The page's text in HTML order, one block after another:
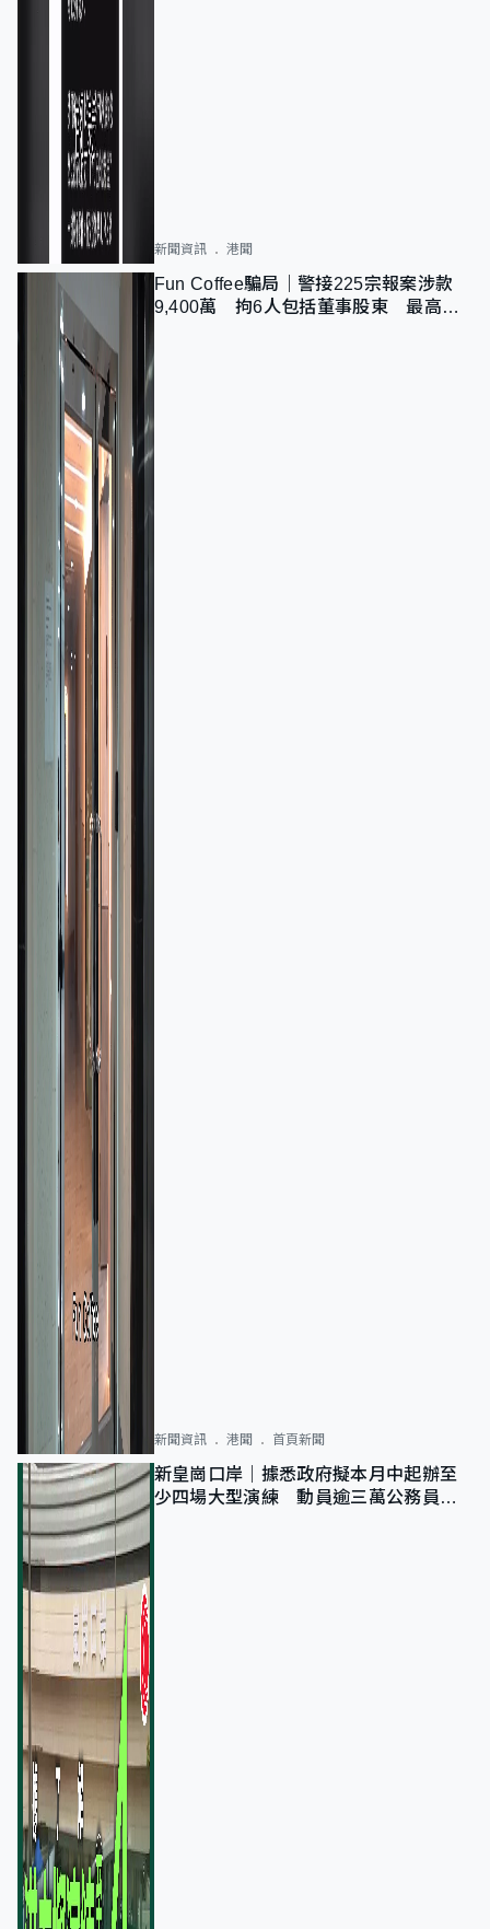
新聞資訊 港聞
Fun Coffee騙局｜警接225宗報案涉款
9,400萬 拘6人包括董事股東 最高金
新聞資訊 港聞 首頁新聞
新皇崗口岸｜據悉政府擬本月中起辦至
少四場大型演練 動員逾三萬公務員人